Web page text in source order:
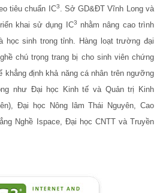
tiêu chuẩn IC3. Sở GD&ĐT Vĩnh Long và
khai sử dụng IC3
nhằm nâng cao trình
học sinh trong tỉnh. Hàng loạt trường đại
chú trọng trang bị cho sinh viên chứng
khẳng định khả năng cá nhân trên ngưỡng
như Đại học Kinh tế và Quản trị Kinh
Đại học Nông lâm Thái Nguyên, Cao
Nghề Ispace, Đại học CNTT và Truyền